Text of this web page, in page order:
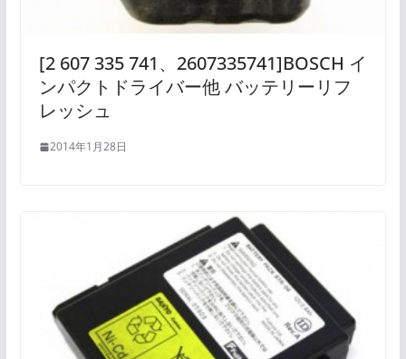
[2 607 335 741、2607335741]BOSCH イ
ンパクトドライバー他 バッテリーリフ
レッシュ
2014年1月28日